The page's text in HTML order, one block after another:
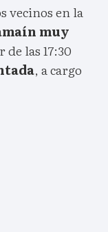
vecinos en la
muy
las 17:30
, a cargo